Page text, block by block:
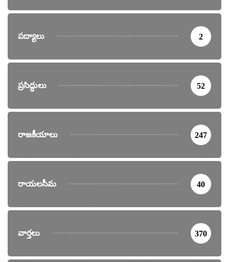
పద్యాలు 2
ప్రసిద్ధులు 52
రాజకీయాలు 247
రాయలసీమ 40
వార్తలు 370